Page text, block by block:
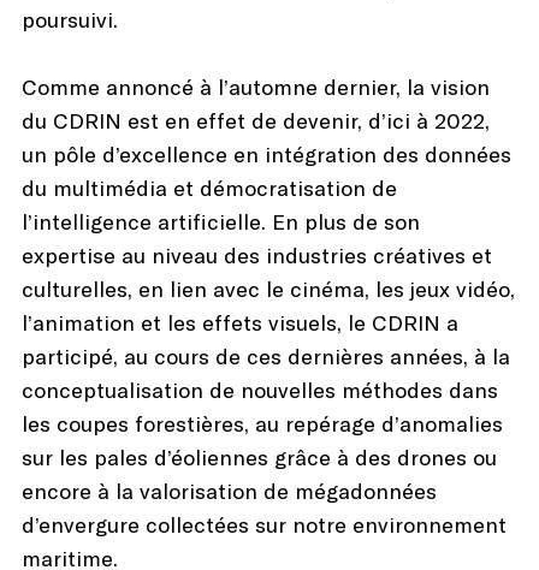
poursuivi.
Comme annoncé à l’automne dernier, la vision
du CDRIN est en effet de devenir, d’ici à 2022,
un pôle d’excellence en intégration des données
du multimédia et démocratisation de
l’intelligence artificielle. En plus de son
expertise au niveau des industries créatives et
culturelles, en lien avec le cinéma, les jeux vidéo,
l’animation et les effets visuels, le CDRIN a
participé, au cours de ces dernières années, à la
conceptualisation de nouvelles méthodes dans
les coupes forestières, au repérage d’anomalies
sur les pales d’éoliennes grâce à des drones ou
encore à la valorisation de mégadonnées
d’envergure collectées sur notre environnement
maritime.